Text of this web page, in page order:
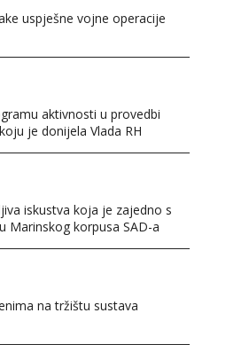
uspješne vojne operacije
aktivnosti u provedbi
je donijela Vlada RH
iskustva koja je zajedno s
Marinskog korpusa SAD-a
na tržištu sustava